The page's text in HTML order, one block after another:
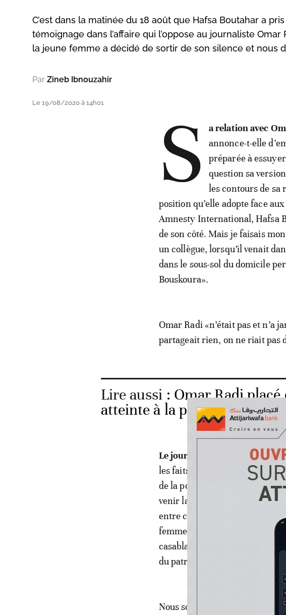
C’est dans la matinée du 18 août que Hafsa Boutahar a
témoignage dans l’affaire qui l’oppose au journaliste
la jeune femme a décidé de sortir de son silence et nous
Par Zineb Ibnouzahir
Le 19/08/2020 à 14h01 S a relation avec
annonce-t-elle
préparée à
question sa
les contours de sa
position qu’elle adopte face
Amnesty International, Hafsa
de son côté. Mais je faisais
un collègue, lorsqu’il venait
dans le sous-sol du domicile
Bouskoura».
Omar Radi «n’était pas et n’a
partageait rien, on ne riait pas
Lire aussi : Omar Radi
atteinte à la pudeur avec
Le jour des faits
Hafsa
les faits ont été rythmés par
de la police judiciaire (BNPJ).
venir la veille de sa
entre collègues et amis». On
femme qu’une ambiance bon
casablancaise, à Casa Green
du patron du média et de salle
Nous sommes le 12 juillet,